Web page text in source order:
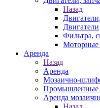
Назад
Двигатели
Фильтра,
Моторные
Аренда
Назад
Аренда
Мозаично-
Промышленные
Аренда
Назад